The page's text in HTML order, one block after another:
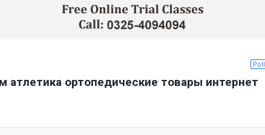
Poll
атлетика ортопедические товары интернет